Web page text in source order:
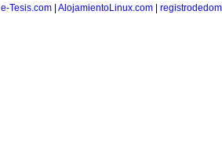
e-Tesis.com AlojamientoLinux.com